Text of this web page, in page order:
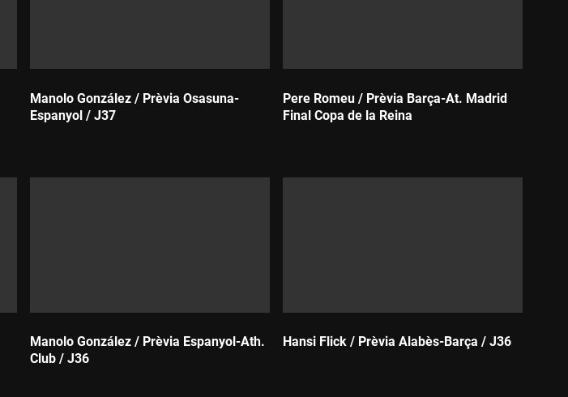
Manolo González / Prèvia Osasuna-
Espanyol / J37
Pere Romeu / Prèvia Barça-At. Madrid
Final Copa de la Reina
Manolo González / Prèvia Espanyol-Ath.
Club / J36
Hansi Flick / Prèvia Alabès-Barça / J36